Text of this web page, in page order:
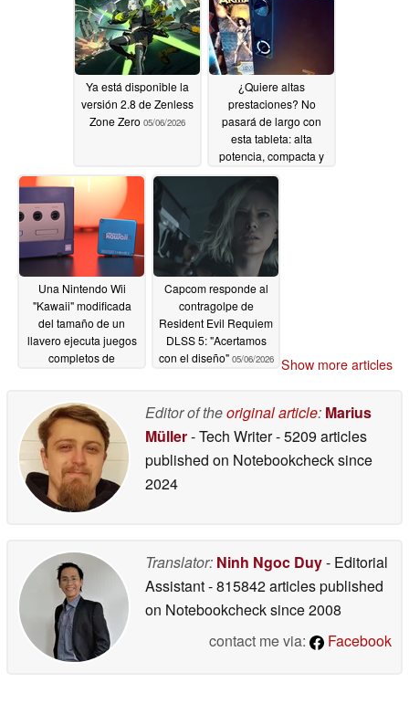
Ya está disponible la
versión 2.8 de Zenless
Zone Zero 05/06/2026
¿Quiere altas
prestaciones? No
pasará de largo con
esta tableta: alta
potencia, compacta y
con mucha RAM a
pesar de la crisis de
memoria
Una Nintendo Wii
"Kawaii" modificada
del tamaño de un
llavero ejecuta juegos
completos de
Capcom responde al
contragolpe de
Resident Evil Requiem
DLSS 5: "Acertamos
con el diseño" 05/06/2026 Show more articles
Editor of theoriginal article: Marius
Müller- Tech Writer- 5209 articles
published on Notebookchecksince
2024
Translator: Ninh Ngoc Duy- Editorial
Assistant- 815842 articles published
on Notebookchecksince 2008
contact me via:
Facebook